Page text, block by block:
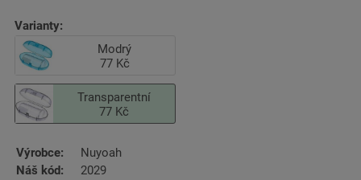
Varianty:
Modrý
77 Kč
Transparentní
77 Kč
Výrobce:
Nuyoah
Náš kód:
2029